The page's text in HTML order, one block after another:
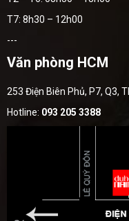
T7: 8h30 – 12h00
---
Văn phòng HCM
253 Điện Biên Phủ, P7, Q3,
Hotline: 093 205 3388